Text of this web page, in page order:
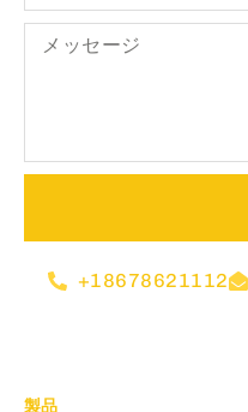
+18678621112
製品